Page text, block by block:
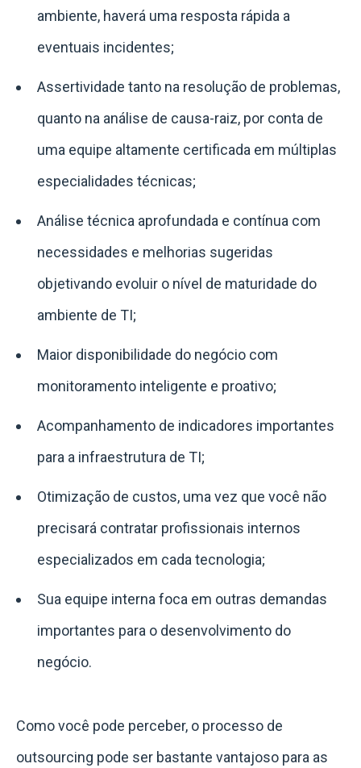
ambiente, haverá uma resposta rápida a
eventuais incidentes;
Assertividade tanto na resolução de problemas,
quanto na análise de causa-raiz, por conta de
uma equipe altamente certificada em múltiplas
especialidades técnicas;
Análise técnica aprofundada e contínua com
necessidades e melhorias sugeridas
objetivando evoluir o nível de maturidade do
ambiente de TI;
Maior disponibilidade do negócio com
monitoramento inteligente e proativo;
Acompanhamento de indicadores importantes
para a infraestrutura de TI;
Otimização de custos, uma vez que você não
precisará contratar profissionais internos
especializados em cada tecnologia;
Sua equipe interna foca em outras demandas
importantes para o desenvolvimento do
negócio.
Como você pode perceber, o processo de
outsourcing pode ser bastante vantajoso para as